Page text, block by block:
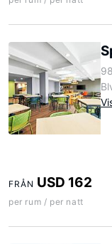
FRÅN USD 162
per rum / per natt